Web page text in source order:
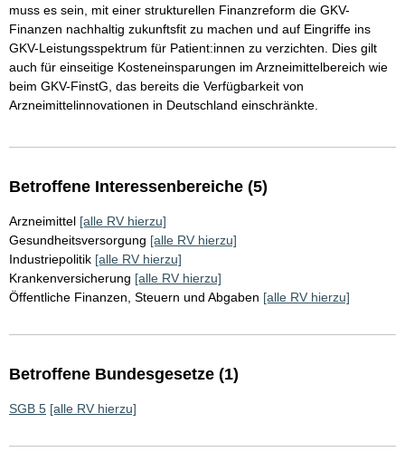
muss es sein, mit einer strukturellen Finanzreform die GKV-
Finanzen nachhaltig zukunftsfit zu machen und auf Eingriffe ins
GKV-Leistungsspektrum für Patient:innen zu verzichten. Dies gilt
auch für einseitige Kosteneinsparungen im Arzneimittelbereich wie
beim GKV-FinstG, das bereits die Verfügbarkeit von
Arzneimittelinnovationen in Deutschland einschränkte.
Betroffene Interessenbereiche (5)
Arzneimittel [alle RV hierzu]
Gesundheitsversorgung [alle RV hierzu]
Industriepolitik [alle RV hierzu]
Krankenversicherung [alle RV hierzu]
Öffentliche Finanzen, Steuern und Abgaben [alle RV hierzu]
Betroffene Bundesgesetze (1)
SGB 5 [alle RV hierzu]